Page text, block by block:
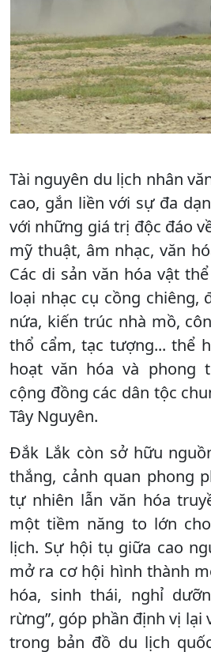
Tài nguyên du lịch nhân
cao, gắn liền với sự đa
với những giá trị độc đáo
mỹ thuật, âm nhạc, văn
Các di sản văn hóa vật
loại nhạc cụ cồng chiêng,
nứa, kiến trúc nhà mồ,
thổ cẩm, tạc tượng... thể
hoạt văn hóa và phong
cộng đồng các dân tộc
Tây Nguyên.
Đắk Lắk còn sở hữu
thắng, cảnh quan phong
tự nhiên lẫn văn hóa
một tiềm năng to lớn
lịch. Sự hội tụ giữa cao
mở ra cơ hội hình thành
hóa, sinh thái, nghỉ
rừng”, góp phần định vị lại
trong bản đồ du lịch